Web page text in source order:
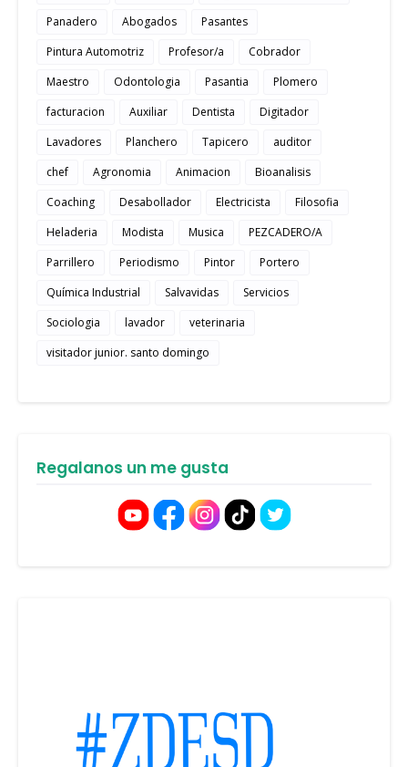
Panadero
Abogados
Pasantes
Pintura Automotriz
Profesor/a
Cobrador
Maestro
Odontologia Pasantia
Plomero
facturacion
Auxiliar Dentista
Digitador
Lavadores
Planchero Tapicero
auditor
chef
Agronomia Animacion
Bioanalisis
Coaching
Desabollador Electricista
Filosofia
Heladeria
Modista Musica
PEZCADERO/A
Parrillero
Periodismo Pintor
Portero
Química Industrial
Salvavidas
Servicios
Sociologia
lavador
veterinaria
visitador junior. santo domingo
Regalanos un me gusta